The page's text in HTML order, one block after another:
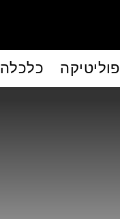
פוליטיקה כלכלה